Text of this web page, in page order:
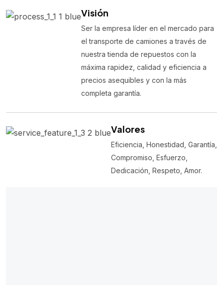
Visión
Ser la empresa líder en el mercado para
el transporte de camiones a través de
nuestra tienda de repuestos con la
máxima rapidez, calidad y eficiencia a
precios asequibles y con la más
completa garantía.
Valores
Eficiencia, Honestidad, Garantía,
Compromiso, Esfuerzo,
Dedicación, Respeto, Amor.